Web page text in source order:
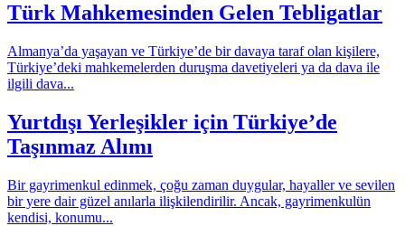
Türk Mahkemesinden Gelen Tebligatlar
Almanya’da yaşayan ve Türkiye’de bir davaya taraf olan kişilere,
Türkiye’deki mahkemelerden duruşma davetiyeleri ya da dava ile
ilgili dava...
Yurtdışı Yerleşikler için Türkiye’de
Taşınmaz Alımı
Bir gayrimenkul edinmek, çoğu zaman duygular, hayaller ve sevilen
bir yere dair güzel anılarla ilişkilendirilir. Ancak, gayrimenkulün
kendisi, konumu...